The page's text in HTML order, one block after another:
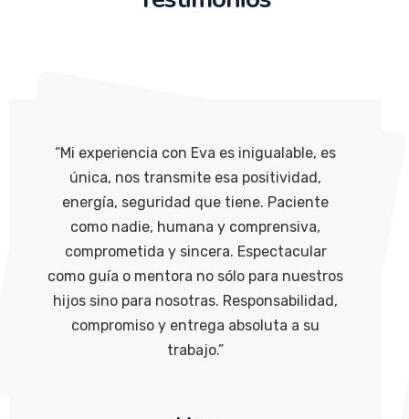
“Mi experiencia con Eva es inigualable, es
única, nos transmite esa positividad,
energía, seguridad que tiene. Paciente
como nadie, humana y comprensiva,
comprometida y sincera. Espectacular
como guía o mentora no sólo para nuestros
hijos sino para nosotras. Responsabilidad,
compromiso y entrega absoluta a su
trabajo.”